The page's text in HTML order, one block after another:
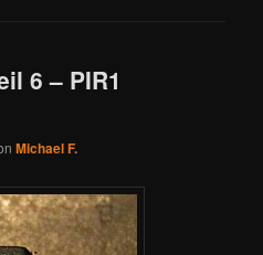
6 – PIR1
Michael F.